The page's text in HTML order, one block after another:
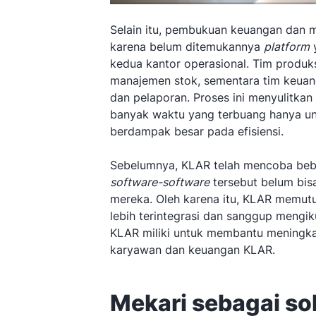
Selain itu, pembukuan keuangan dan
karena belum ditemukannya platform
kedua kantor operasional. Tim
manajemen stok, sementara tim
dan pelaporan. Proses ini
banyak waktu yang terbuang hanya
berdampak besar pada efisiensi.
Sebelumnya, KLAR telah mencoba
software-softwaretersebut belum
mereka. Oleh karena itu, KLAR
lebih terintegrasi dan sanggup
KLAR miliki untuk membantu
karyawan dan keuangan KLAR.
Mekari sebagai